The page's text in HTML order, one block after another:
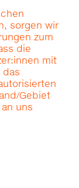
sorgen wir
zum
die
mit
das
Gebiet
uns